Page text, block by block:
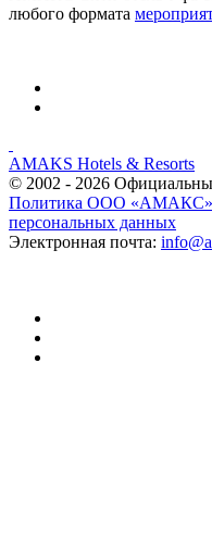
любого формата
AMAKS Hotels & Resorts
© 2002 - 2026
Политика ООО «АМАКС»
персональных данных
Электронная почта: